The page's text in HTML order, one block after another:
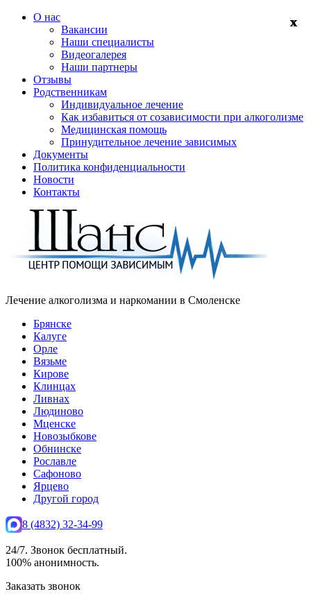
О нас
Вакансии
Наши специалисты
Видеогалерея
Наши партнеры
Отзывы
Родственникам
Индивидуальное лечение
Как избавиться от созависимости при алкоголизме
Медицинская помощь
Принудительное лечение зависимых
Документы
Политика конфиденциальности
Новости
Контакты
Лечение алкоголизма и наркомании в Смоленске
Брянске
Калуге
Орле
Вязьме
Кирове
Клинцах
Ливнах
Людиново
Мценске
Новозыбкове
Обнинске
Рославле
Сафоново
Ярцево
Другой город
8 (4832) 32-34-99
24/7. Звонок бесплатный.
100% анонимность.
Заказать звонок